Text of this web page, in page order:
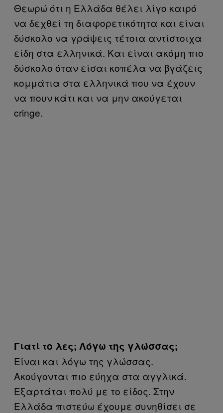
Θεωρώ ότι η Ελλάδα θέλει λίγο καιρό
να δεχθεί τη διαφορετικότητα και είναι
δύσκολο να γράψεις τέτοια αντίστοιχα
είδη στα ελληνικά. Και είναι ακόμη πιο
δύσκολο όταν είσαι κοπέλα να βγάζεις
κομμάτια στα ελληνικά που να έχουν
να πουν κάτι και να μην ακούγεται
cringe.
Γιατί το λες; Λόγω της γλώσσας;
Είναι και λόγω της γλώσσας.
Ακούγονται πιο εύηχα στα αγγλικά.
Εξαρτάται πολύ με το είδος. Στην
Ελλάδα πιστεύω έχουμε συνηθίσει σε